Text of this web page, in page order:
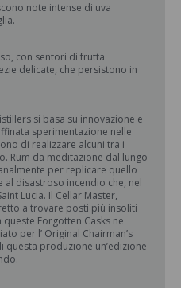
note intense di uva
con sentori di frutta
delicate, che persistono in
si basa su innovazione e
sperimentazione nelle
di realizzare alcuni tra i
Rum da meditazione dal lungo
per replicare quello
disastroso incendio che, nel
Lucia. Il Cellar Master,
a trovare posti più insoliti
Forgotten Casks ne
per l’ Original Chairman’s
questa produzione un’edizione